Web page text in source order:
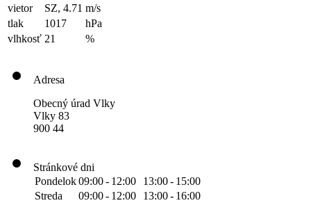
vietor SZ, 4.71 m/s
tlak
1017
hPa
vlhkosť 21 %
Adresa
Obecný úrad Vlky
Vlky 83
900 44
Stránkové dni
Pondelok09:00- 12:00 13:00- 15:00
Streda
09:00- 12:00 13:00- 16:00